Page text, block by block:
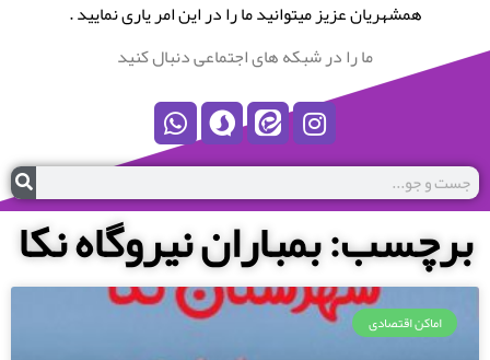
همشهریان عزیز میتوانید ما را در این امر یاری نمایید .
ما را در شبکه های اجتماعی دنبال کنید
برچسب: بمباران نیروگاه نکا
اماکن اقتصادی